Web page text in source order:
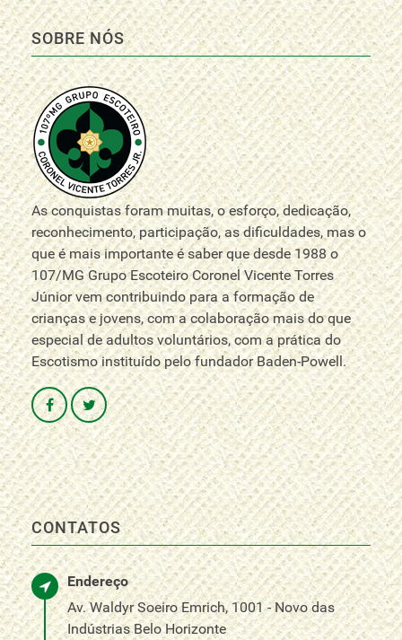
SOBRE NÓS
As conquistas foram muitas, o esforço, dedicação,
reconhecimento, participação, as dificuldades, mas o
que é mais importante é saber que desde 1988 o
107/MG Grupo Escoteiro Coronel Vicente Torres
Júnior vem contribuindo para a formação de
crianças e jovens, com a colaboração mais do que
especial de adultos voluntários, com a prática do
Escotismo instituído pelo fundador Baden-Powell.
CONTATOS
Endereço
Av. Waldyr Soeiro Emrich, 1001 - Novo das
Indústrias Belo Horizonte